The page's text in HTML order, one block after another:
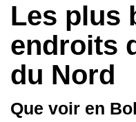
Les plus
endroits
du Nord
Que voir en